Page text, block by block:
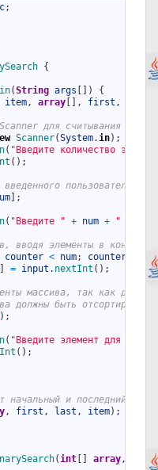
;
{
(String args [ ] )
{
item , array [ ] , first ,
для считывания
Scanner(System. in) ;
( "Введите количество
( ) ;
пользователем
] ;
( "Введите " + num + "
вводя элементы в консоль
counter < num; counter
] = input . nextInt ( ) ;
массива, так как для
должны быть
) ;
( "Введите элемент для
( ) ;
начальный и последний
, first , last , item) ;
( int [ ] array ,